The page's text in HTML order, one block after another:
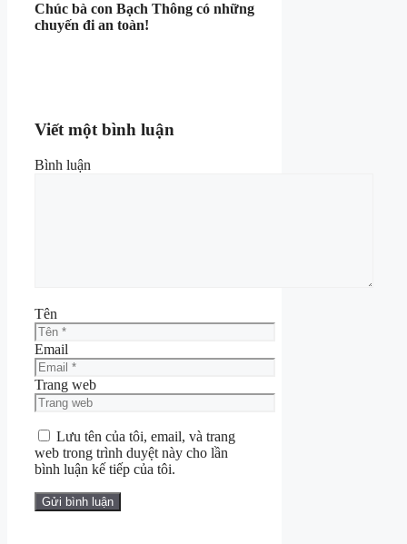
Chúc bà con Bạch Thông có những
chuyến đi an toàn!
Viết một bình luận
Bình luận
Tên
Email
Trang web
Lưu tên của tôi, email, và trang
web trong trình duyệt này cho lần
bình luận kế tiếp của tôi.